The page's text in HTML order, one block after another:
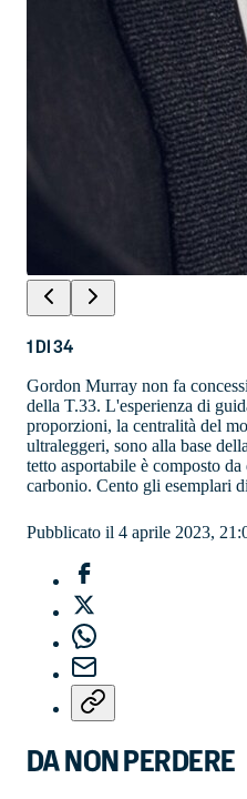
1DI34
Gordon Murray non fa
della T.33. L'esperienza di
proporzioni, la centralità del
ultraleggeri, sono alla base
tetto asportabile è composto
carbonio. Cento gli esemplari
Pubblicato il 4 aprile 2023,
DA NON PERDERE